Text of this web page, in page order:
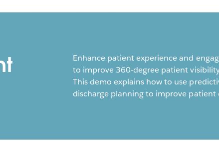
Enhance patient experience and
to improve 360-degree patient
This demo explains how to use
discharge planning to improve patient